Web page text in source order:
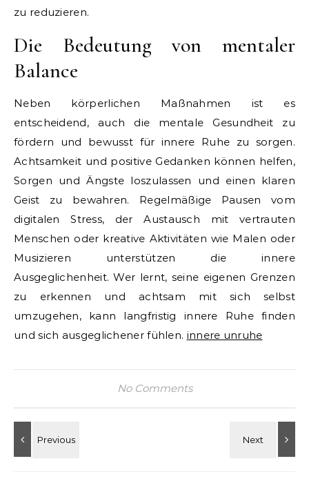
zu reduzieren.
Die Bedeutung von mentaler
Balance
Neben körperlichen Maßnahmen ist es
entscheidend, auch die mentale Gesundheit zu
fördern und bewusst für innere Ruhe zu sorgen.
Achtsamkeit und positive Gedanken können helfen,
Sorgen und Ängste loszulassen und einen klaren
Geist zu bewahren. Regelmäßige Pausen vom
digitalen Stress, der Austausch mit vertrauten
Menschen oder kreative Aktivitäten wie Malen oder
Musizieren unterstützen die innere
Ausgeglichenheit. Wer lernt, seine eigenen Grenzen
zu erkennen und achtsam mit sich selbst
umzugehen, kann langfristig innere Ruhe finden
und sich ausgeglichener fühlen. innere unruhe
No Comments